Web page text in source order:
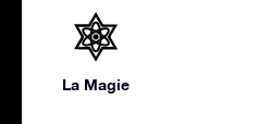
La Magie